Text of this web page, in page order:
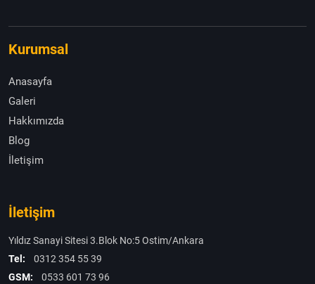
Kurumsal
Anasayfa
Galeri
Hakkımızda
Blog
İletişim
İletişim
Yıldız Sanayi Sitesi 3.Blok No:5 Ostim/Ankara
Tel:
0312 354 55 39
GSM:
0533 601 73 96